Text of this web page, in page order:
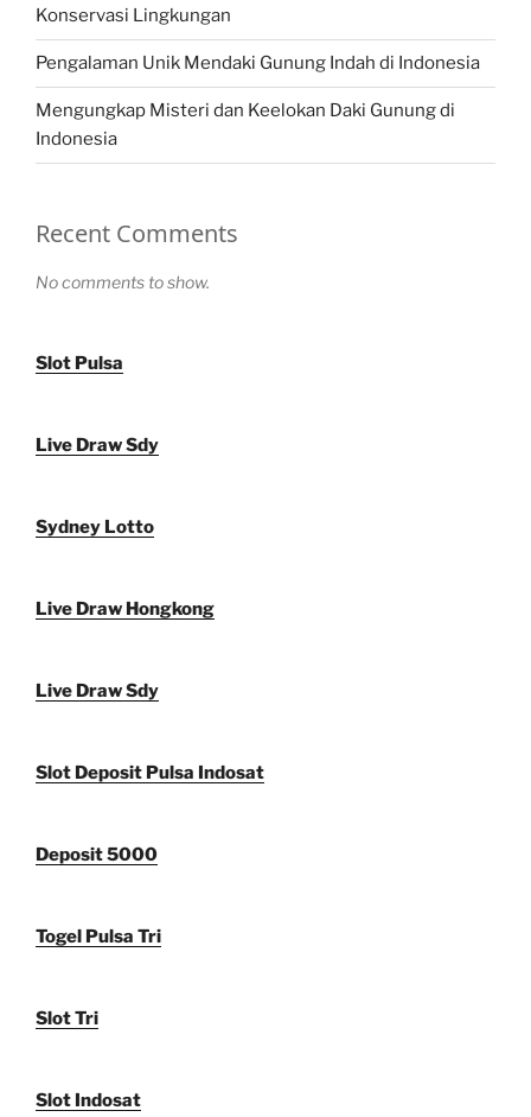
Konservasi Lingkungan
Pengalaman Unik Mendaki Gunung Indah di Indonesia
Mengungkap Misteri dan Keelokan Daki Gunung di
Indonesia
Recent Comments
No comments to show.
Slot Pulsa
Live Draw Sdy
Sydney Lotto
Live Draw Hongkong
Live Draw Sdy
Slot Deposit Pulsa Indosat
Deposit 5000
Togel Pulsa Tri
Slot Tri
Slot Indosat